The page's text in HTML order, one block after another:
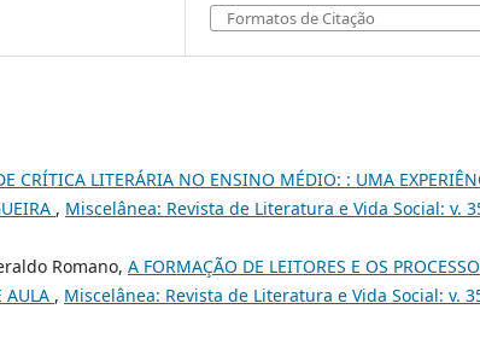
Formatos de Citação
CRÍTICA LITERÁRIA NO ENSINO MÉDIO: : UMA
, Miscelânea: Revista de Literatura e Vida Social: v.
Romano, A FORMAÇÃO DE LEITORES E OS
AULA , Miscelânea: Revista de Literatura e Vida Social: v.